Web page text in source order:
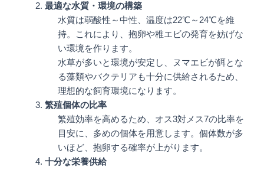
最適な水質・環境の構築
水質は弱酸性～中性、温度は22℃～24℃を維
持。これにより、抱卵や稚エビの発育を妨げな
い環境を作ります。
水草が多いと環境が安定し、ヌマエビが餌とな
る藻類やバクテリアも十分に供給されるため、
理想的な飼育環境になります。
繁殖個体の比率
繁殖効率を高めるため、オス3対メス7の比率を
目安に、多めの個体を用意します。個体数が多
いほど、抱卵する確率が上がります。
十分な栄養供給